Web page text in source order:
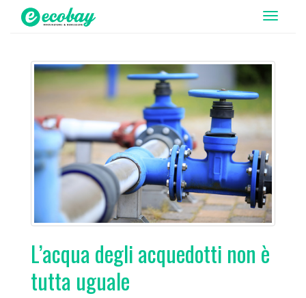
T
l
n
a
v
i
a
t
L’acqua degli acquedotti non è
tutta uguale